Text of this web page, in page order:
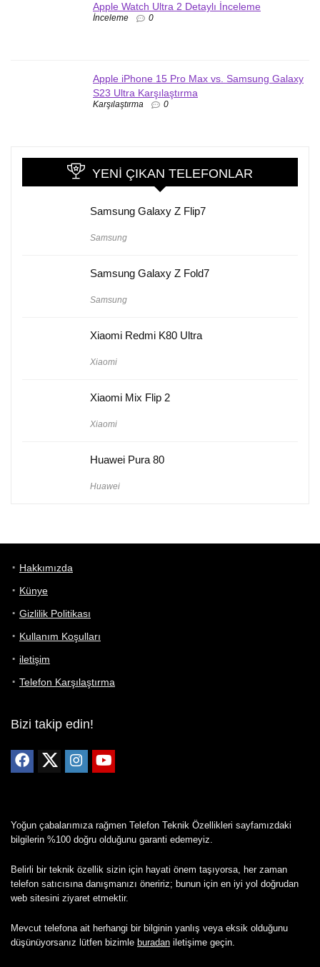
Apple Watch Ultra 2 Detaylı İnceleme
İnceleme 0
Apple iPhone 15 Pro Max vs. Samsung Galaxy
S23 Ultra Karşılaştırma
Karşılaştırma 0
YENI ÇIKAN TELEFONLAR
Samsung Galaxy Z Flip7
Samsung
Samsung Galaxy Z Fold7
Samsung
Xiaomi Redmi K80 Ultra
Xiaomi
Xiaomi Mix Flip 2
Xiaomi
Huawei Pura 80
Huawei
Hakkımızda
Künye
Gizlilik Politikası
Kullanım Koşulları
iletişim
Telefon Karşılaştırma
Bizi takip edin!
Yoğun çabalarımıza rağmen Telefon Teknik Özellikleri sayfamızdaki
bilgilerin %100 doğru olduğunu garanti edemeyiz.
Belirli bir teknik özellik sizin için hayati önem taşıyorsa, her zaman
telefon satıcısına danışmanızı öneririz; bunun için en iyi yol doğrudan
web sitesini ziyaret etmektir.
Mevcut telefona ait herhangi bir bilginin yanlış veya eksik olduğunu
düşünüyorsanız lütfen bizimle buradan iletişime geçin.